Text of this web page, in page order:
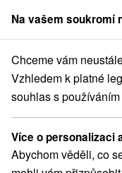
člen skupinySorger
Slovensko
Chata Raj
Hrabušice
Na vašem soukromí
Chceme vám
Vzhledem k platné
souhlas s
Více o personalizaci
Abychom věděli, co